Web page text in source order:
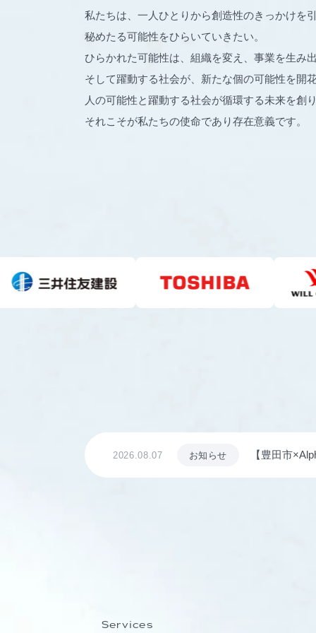
私たちは、一人ひとりから創造性のきっかけを
秘めたる可能性をひらいていきたい。
ひらかれた可能性は、組織を変え、事業を生み
そして躍動する社会が、新たな個の可能性を開
人の可能性と躍動する社会が循環する未来を創
それこそが私たちの使命であり存在意義です。
2026.08.07 お知らせ
【豊田市
8日に開講
Services